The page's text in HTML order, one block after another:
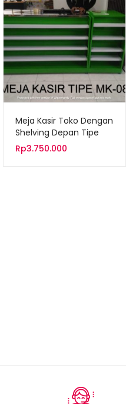
Meja Kasir Toko Dengan
Shelving Depan Tipe
MK-08
Rp3.750.000